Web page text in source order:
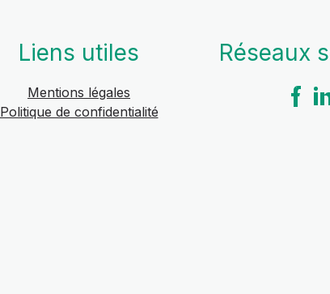
Liens utiles
Mentions légales
Politique de confidentialité
Réseaux